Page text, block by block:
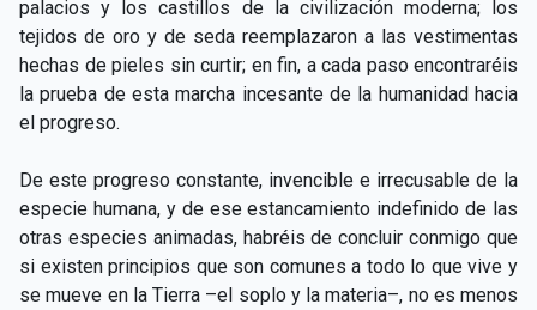
palacios y los castillos de la civilización moderna; los
tejidos de oro y de seda reemplazaron a las vestimentas
hechas de pieles sin curtir; en fin, a cada paso encontraréis
la prueba de esta marcha incesante de la humanidad hacia
el progreso.
De este progreso constante, invencible e irrecusable de la
especie humana, y de ese estancamiento indefinido de las
otras especies animadas, habréis de concluir conmigo que
si existen principios que son comunes a todo lo que vive y
se mueve en la Tierra –el soplo y la materia–, no es menos